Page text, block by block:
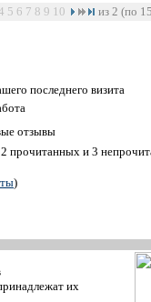
5 6 7 8 9 10 из 2 (по
последнего визита
отзывы
прочитанных и 3
)
их